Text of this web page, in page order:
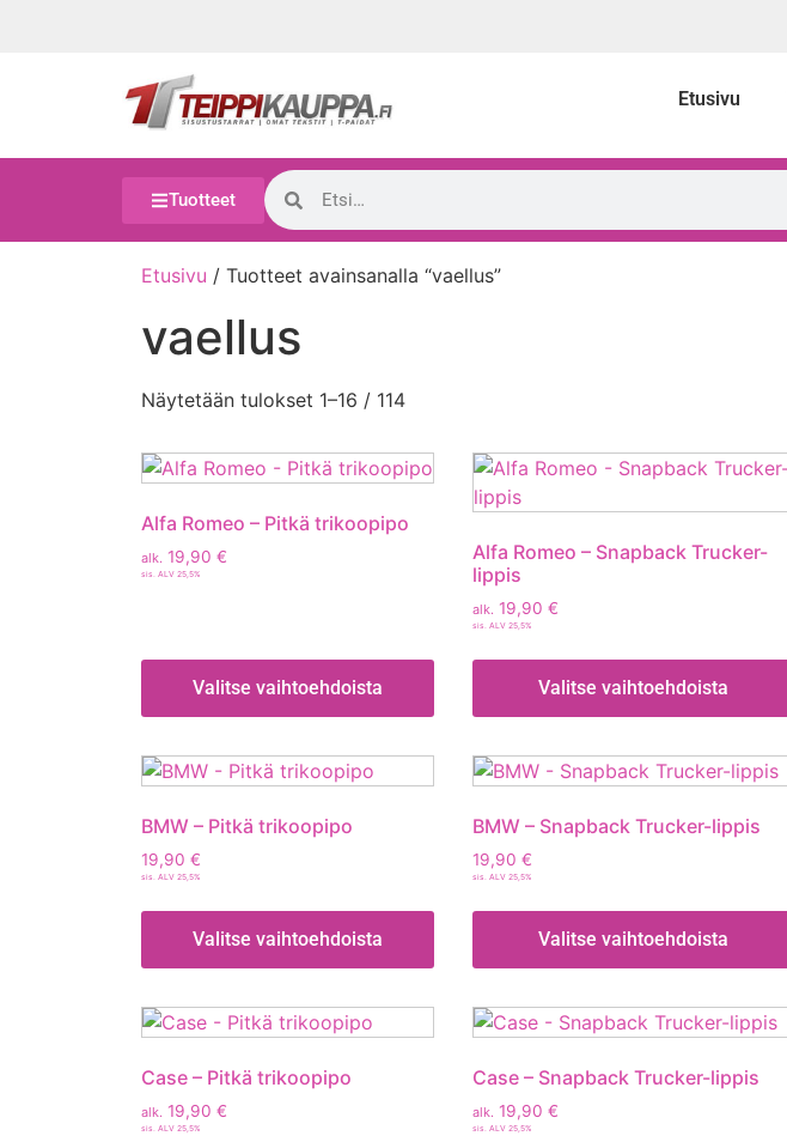
Etusivu
Tuotteet
Etusivu / Tuotteet avainsanalla “vaellus”
vaellus
Näytetään tulokset 1–16 / 114
Alfa Romeo – Pitkä trikoopipo
alk. 19,90 €
sis. ALV 25,5%
Valitse vaihtoehdoista
Alfa Romeo – Snapback Trucker-
lippis
alk. 19,90 €
sis. ALV 25,5%
Valitse vaihtoehdoista
BMW – Pitkä trikoopipo
19,90 €
sis. ALV 25,5%
Valitse vaihtoehdoista
BMW – Snapback Trucker-lippis
19,90 €
sis. ALV 25,5%
Valitse vaihtoehdoista
Case – Pitkä trikoopipo
alk. 19,90 €
sis. ALV 25,5%
Case – Snapback Trucker-lippis
alk. 19,90 €
sis. ALV 25,5%